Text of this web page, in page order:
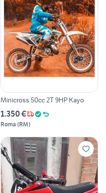
Minicross 50cc 2T 9HP Kayo
1.350 €
Roma (RM)